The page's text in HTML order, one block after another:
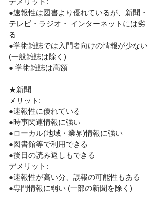
デメリット:
●速報性は図書より優れているが、新聞・
テレビ・ラジオ・ インターネットには劣
る
●学術雑誌では入門者向けの情報が少ない
(一般雑誌は除く)
● 学術雑誌は高額
★新聞
メリット:
●速報性に優れている
●時事関連情報に強い
●ローカル(地域・業界)情報に強い
●図書館等で利用できる
●後日の読み返しもできる
デメリット:
●速報性が高い分、誤報の可能性もある
●専門情報に弱い (一部の新聞を除く)